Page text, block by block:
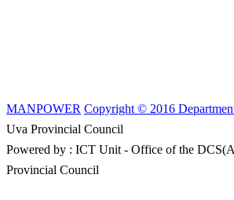
MANPOWER Copyright © 2016
Uva Provincial Council
Powered by : ICT Unit - Office of the
Provincial Council